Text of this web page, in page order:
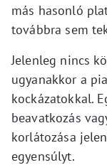
más hasonló
továbbra sem
Jelenleg nincs
ugyanakkor a
kockázatokkal.
beavatkozás
korlátozása
egyensúlyt.